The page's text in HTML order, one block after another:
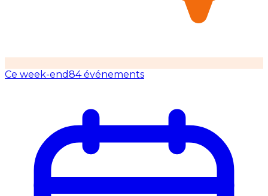
Ce week-end84 événements